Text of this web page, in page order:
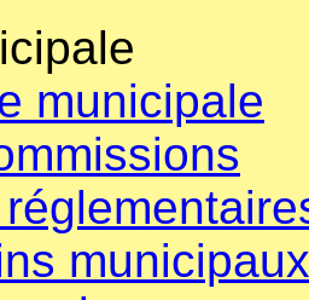
municipale
municipaux